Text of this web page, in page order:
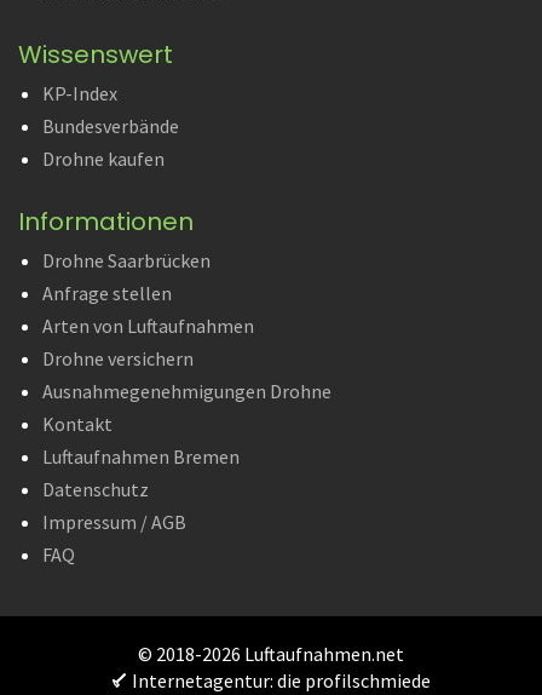
Wissenswert
KP-Index
Bundesverbände
Drohne kaufen
Informationen
Drohne Saarbrücken
Anfrage stellen
Arten von Luftaufnahmen
Drohne versichern
Ausnahmegenehmigungen Drohne
Kontakt
Luftaufnahmen Bremen
Datenschutz
Impressum / AGB
FAQ
© 2018-2026 Luftaufnahmen.net
Internetagentur: die profilschmiede